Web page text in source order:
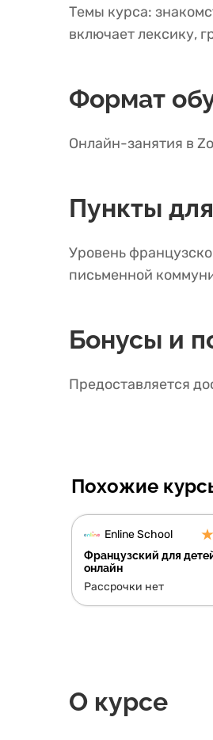
Темы курса:
включает лексику,
Формат
Онлайн-занятия в
Пункты
Уровень
письменной
Бонусы и
Предоставляется
Похожие
Enline School
Французский для
онлайн
Рассрочки нет
О курсе